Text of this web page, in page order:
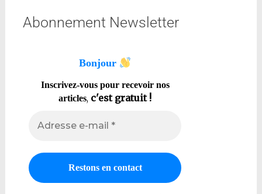
Abonnement Newsletter
Bonjour
Inscrivez-vous pour recevoir nos
articles, c'est gratuit !